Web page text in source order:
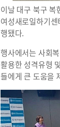
이날 대구 북구 복
여성새로일하기
행됐다.
행사에서는 사회
활용한 성격유형
들에게 큰 도움을